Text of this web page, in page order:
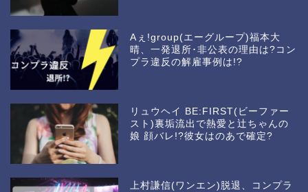
Aぇ!group(エーグループ)福本大
晴、一発退所･非公表の理由は?コン
プラ違反の解雇事例は!?
リュウヘイ BE:FIRST(ビーファー
スト)裏垢流出で熱愛と辻ちゃんの
娘 顔バレ!?彼女はのあで確定?
上村謙信(ワンエン)脱退、コンプラ